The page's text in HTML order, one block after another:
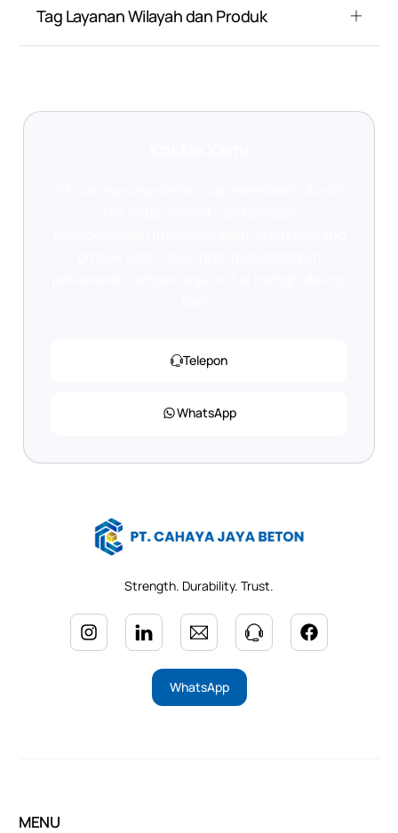
Tag Layanan Wilayah dan Produk
Telepon
WhatsApp
Strength. Durability. Trust.
WhatsApp
MENU